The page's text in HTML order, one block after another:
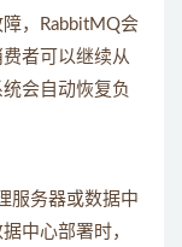
，RabbitMQ会
者可以继续从
会自动恢复负
服务器或数据中
中心部署时，